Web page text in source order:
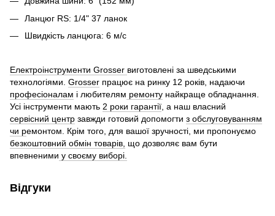
Ланцюг RS: 1/4" 37 ланок
Швидкість ланцюга: 6 м/с
Електроінструменти Grosser виготовлені за шведськими
технологіями. Grosser працює на ринку 12 років, надаючи
професіоналам і любителям ремонту найкраще обладнання.
Усі інструменти мають 2 роки гарантії , а наш власний
сервісний центр завжди готовий допомогти з обслуговуванням
чи ремонтом. Крім того, для вашої зручності, ми пропонуємо
безкоштовний обмін товарів, що дозволяє вам бути
впевненими у своєму виборі.
Відгуки